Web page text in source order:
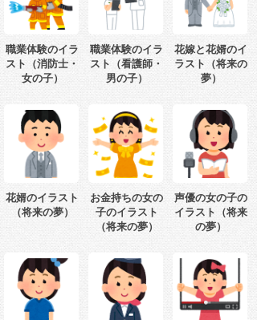
職業体験のイラ
スト（消防士・
女の子）
職業体験のイラ
スト（看護師・
男の子）
花嫁と花婿のイ
ラスト（将来の
夢）
花婿のイラスト
（将来の夢）
お金持ちの女の
子のイラスト
（将来の夢）
声優の女の子の
イラスト（将来
の夢）